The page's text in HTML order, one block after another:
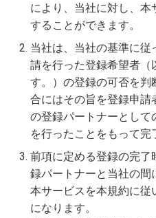
により、当社に対し、
することができます。
当社は、当社の基準に従
請を行った登録希望者（
す。）の登録の可否を
合にはその旨を登録申
の登録パートナーとして
を行ったことをもって完
前項に定める登録の完了
録パートナーと当社の間
本サービスを本規約に従
になります。